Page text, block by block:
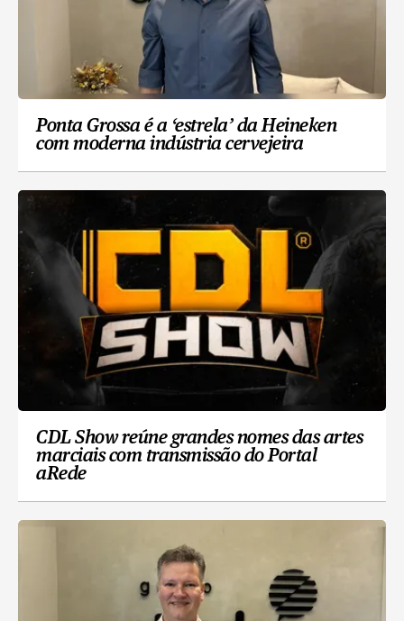
Ponta Grossa é a ‘estrela’ da Heineken
com moderna indústria cervejeira
CDL Show reúne grandes nomes das artes
marciais com transmissão do Portal
aRede